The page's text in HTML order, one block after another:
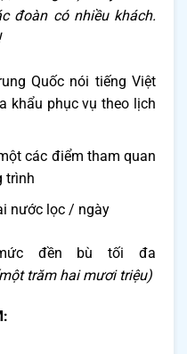
đoàn có nhiều khách.
Quốc nói tiếng Việt
khẩu phục vụ theo lịch
các điểm tham quan
trình
nước lọc / ngày
đền bù tối đa
trăm hai mươi triệu)